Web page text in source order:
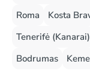
Roma
Kosta
Tenerifė (Kanarai)
Bodrumas